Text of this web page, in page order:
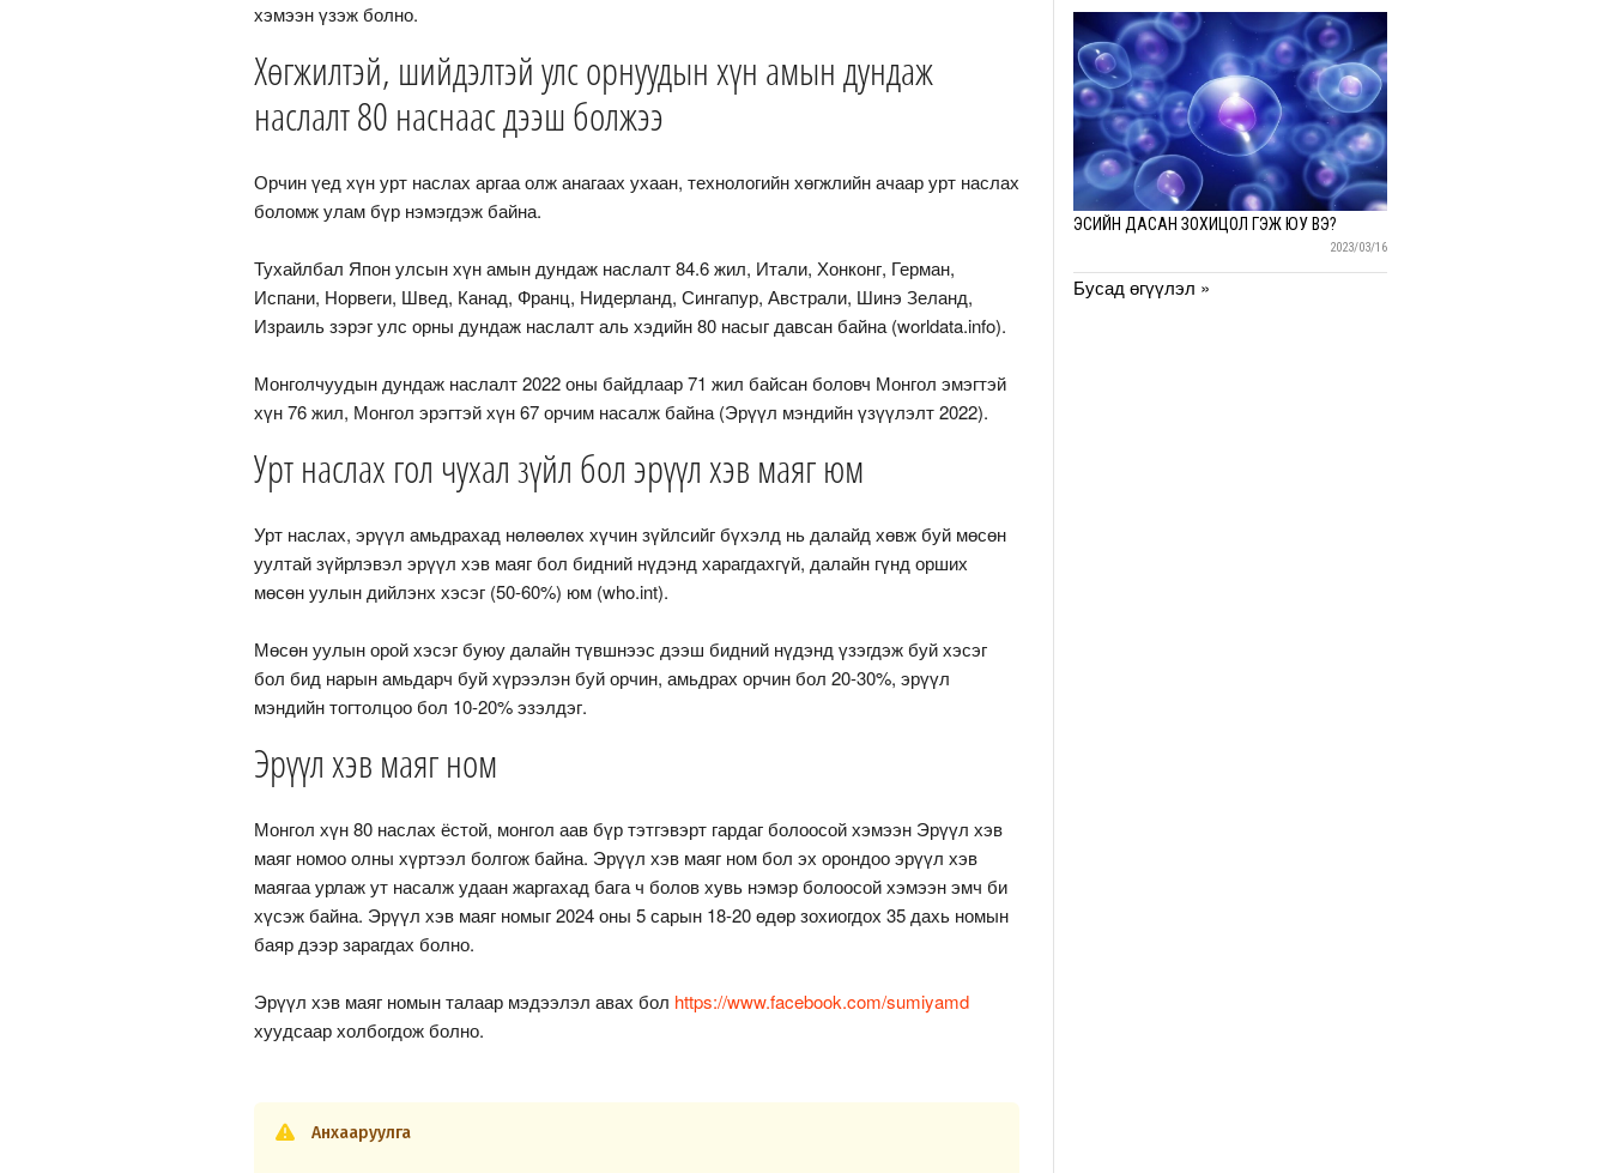
хэмээн үзэж болно.
Хөгжилтэй, шийдэлтэй улс орнуудын хүн амын дундаж
наслалт 80 наснаас дээш болжээ
Орчин үед хүн урт наслах аргаа олж анагаах ухаан, технологийн хөгжлийн ачаар урт наслах
боломж улам бүр нэмэгдэж байна.
Тухайлбал Япон улсын хүн амын дундаж наслалт 84.6 жил, Итали, Хонконг, Герман,
Испани, Норвеги, Швед, Канад, Франц, Нидерланд, Сингапур, Австрали, Шинэ Зеланд,
Израиль зэрэг улс орны дундаж наслалт аль хэдийн 80 насыг давсан байна (worldata.info).
Монголчуудын дундаж наслалт 2022 оны байдлаар 71 жил байсан боловч Монгол эмэгтэй
хүн 76 жил, Монгол эрэгтэй хүн 67 орчим насалж байна (Эрүүл мэндийн үзүүлэлт 2022).
Урт наслах гол чухал зүйл бол эрүүл хэв маяг юм
Урт наслах, эрүүл амьдрахад нөлөөлөх хүчин зүйлсийг бүхэлд нь далайд хөвж буй мөсөн
уултай зүйрлэвэл эрүүл хэв маяг бол бидний нүдэнд харагдахгүй, далайн гүнд орших
мөсөн уулын дийлэнх хэсэг (50-60%) юм (who.int).
Мөсөн уулын орой хэсэг буюу далайн түвшнээс дээш бидний нүдэнд үзэгдэж буй хэсэг
бол бид нарын амьдарч буй хүрээлэн буй орчин, амьдрах орчин бол 20-30%, эрүүл
мэндийн тогтолцоо бол 10-20% эзэлдэг.
Эрүүл хэв маяг ном
Монгол хүн 80 наслах ёстой, монгол аав бүр тэтгэвэрт гардаг болоосой хэмээн Эрүүл хэв
маяг номоо олны хүртээл болгож байна. Эрүүл хэв маяг ном бол эх орондоо эрүүл хэв
маягаа урлаж ут насалж удаан жаргахад бага ч болов хувь нэмэр болоосой хэмээн эмч би
хүсэж байна. Эрүүл хэв маяг номыг 2024 оны 5 сарын 18-20 өдөр зохиогдох 35 дахь номын
баяр дээр зарагдах болно.
Эрүүл хэв маяг номын талаар мэдээлэл авах бол https://www.facebook.com/sumiyamd
хуудсаар холбогдож болно.
Анхааруулга
ЭСИЙН ДАСАН ЗОХИЦОЛ ГЭЖ ЮУ ВЭ?
2023/03/16
Бусад өгүүлэл »